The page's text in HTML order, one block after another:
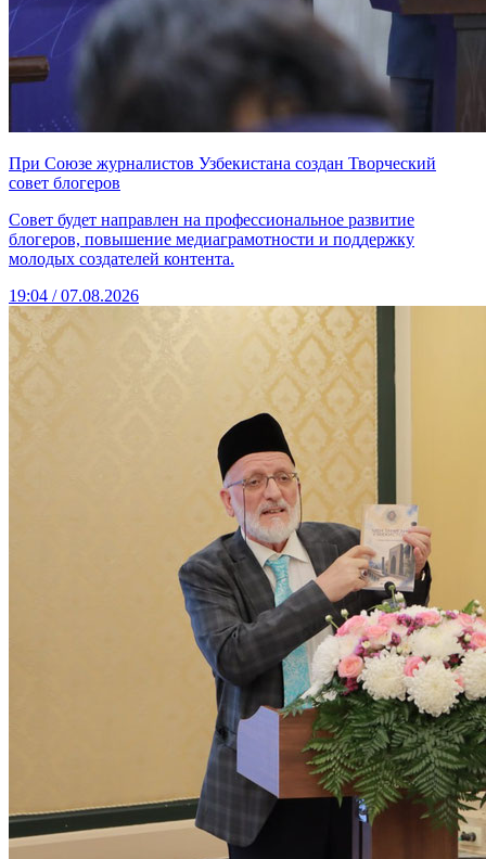
При Союзе журналистов Узбекистана создан Творческий
совет блогеров
Совет будет направлен на профессиональное развитие
блогеров, повышение медиаграмотности и поддержку
молодых создателей контента.
19:04 / 07.08.2026